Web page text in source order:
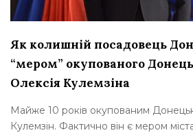
Як колишній посадовець
“мером” окупованого
Олексія Кулемзіна
Майже 10 років окупованим
Кулемзін. Фактично він є мером